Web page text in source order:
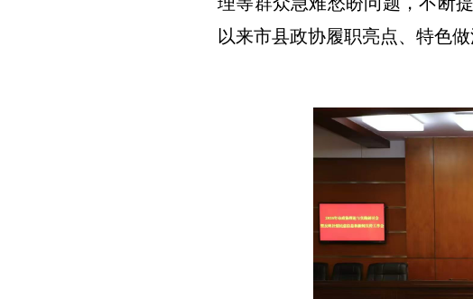
以来市县政协履职亮点、特色